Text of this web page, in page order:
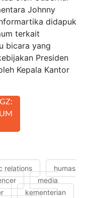
Johnny
didapuk
terkait
bicara yang
Presiden
Kepala Kantor
relations
humas
media
kementerian